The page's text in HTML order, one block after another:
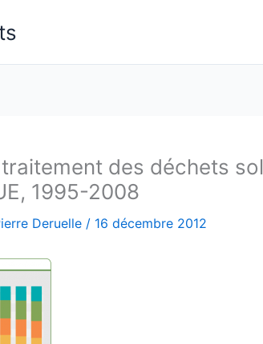
des déchets
1995-2008
Deruelle / 16 décembre 2012